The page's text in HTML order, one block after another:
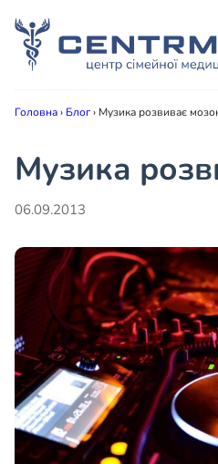
Головна› Блог› Музика розвиває
Музика
06.09.2013